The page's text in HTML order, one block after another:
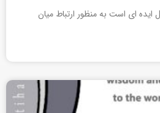
ای است به منظور ارتباط میان